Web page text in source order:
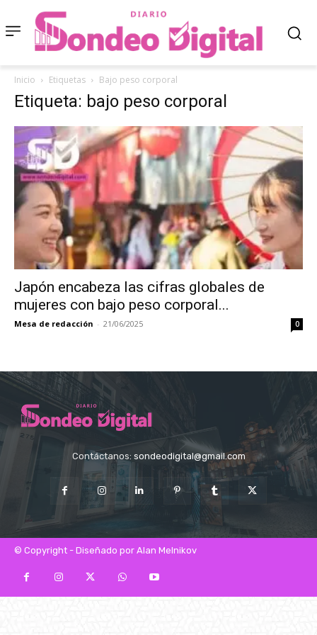
Inicio Etiquetas Bajo peso corporal
Etiqueta: bajo peso corporal
Japón encabeza las cifras globales de
mujeres con bajo peso corporal...
Mesa de redacción - 21/06/2025 0
Contáctanos: sondeodigital@gmail.com
© Copyright - Diseñado por Alan Melnikov